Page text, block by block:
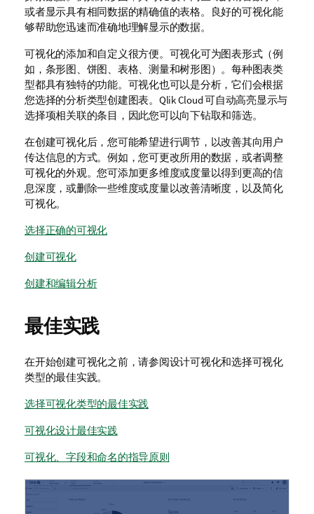
或者显示具有相同数据的精确值的表格。良好的可视化能
够帮助您迅速而准确地理解显示的数据。
可视化的添加和自定义很方便。可视化可为图表形式（例
如，条形图、饼图、表格、测量和树形图）。每种图表类
型都具有独特的功能。可视化也可以是分析，它们会根据
您选择的分析类型创建图表。 Qlik Cloud可自动高亮显示与
选择项相关联的条目，因此您可以向下钻取和筛选。
在创建可视化后，您可能希望进行调节，以改善其向用户
传达信息的方式。例如，您可更改所用的数据，或者调整
可视化的外观。您可添加更多维度或度量以得到更高的信
息深度，或删除一些维度或度量以改善清晰度，以及简化
可视化。
选择正确的可视化
创建可视化
创建和编辑分析
最佳实践
在开始创建可视化之前，请参阅设计可视化和选择可视化
类型的最佳实践。
选择可视化类型的最佳实践
可视化设计最佳实践
可视化、字段和命名的指导原则